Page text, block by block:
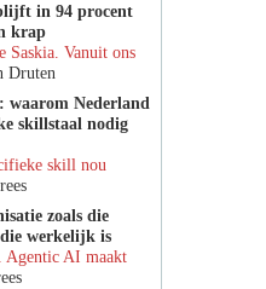
in 94 procent
krap
Saskia. Vanuit ons
Druten
waarom Nederland
skillstaal nodig
skill nou
zoals die
werkelijk is
Agentic AI maakt